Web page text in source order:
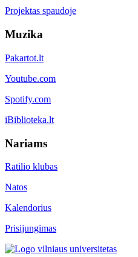
Projektas spaudoje
Muzika
Pakartot.lt
Youtube.com
Spotify.com
iBiblioteka.lt
Nariams
Ratilio klubas
Natos
Kalendorius
Prisijungimas